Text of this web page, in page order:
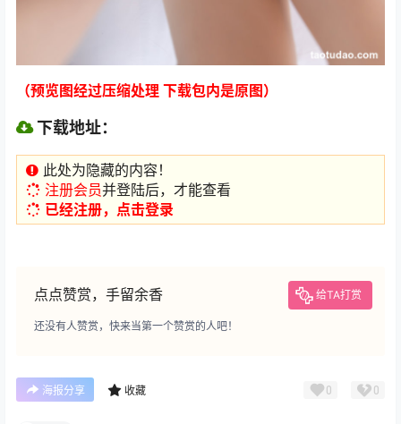
（预览图经过压缩处理 下载包内是原图）
下载地址：
此处为隐藏的内容！
注册会员并登陆后，才能查看
已经注册，点击登录
点点赞赏，手留余香 给TA打赏
还没有人赞赏，快来当第一个赞赏的人吧！
海报分享 收藏 0 0